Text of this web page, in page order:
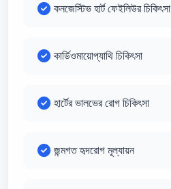
কনজেস্টিভ হার্ট ফেইলিউর চিকিৎসা
কার্ডিওমায়োপ্যাথি চিকিৎসা
হার্টের ভালভের রোগ চিকিৎসা
জন্মগত হৃদরোগ মূল্যায়ন